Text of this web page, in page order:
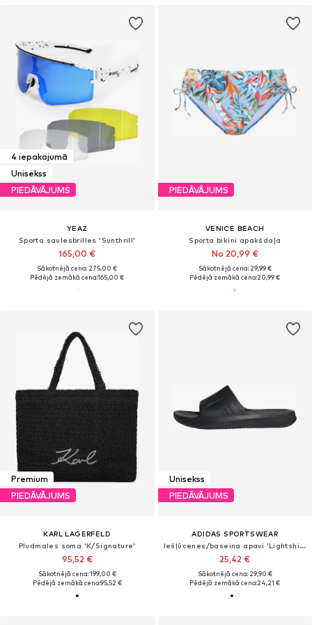
4 iepakojumā
Unisekss
PIEDĀVĀJUMS
YEAZ
Sporta saulesbrilles 'Sunthrill'
165,00 €
Sākotnējā cena: 275,00 €
Pēdējā zemākā cena:165,00 €
PIEDĀVĀJUMS
VENICE BEACH
Sporta bikini apakšdaļa
No 20,99 €
Sākotnējā cena: 29,99 €
Pēdējā zemākā cena:20,99 €
Premium
PIEDĀVĀJUMS
KARL LAGERFELD
Pludmales soma 'K/Signature'
95,52 €
Sākotnējā cena: 199,00 €
Pēdējā zemākā cena:95,52 €
Unisekss
PIEDĀVĀJUMS
ADIDAS SPORTSWEAR
Iešļūcenes/baseina apavi 'Lightshift'
25,42 €
Sākotnējā cena: 29,90 €
Pēdējā zemākā cena:24,21 €